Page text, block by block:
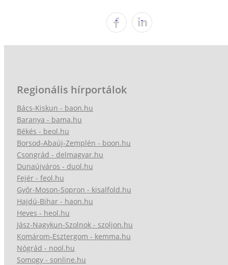
Regionális hírportálok
Bács-Kiskun - baon.hu
Baranya - bama.hu
Békés - beol.hu
Borsod-Abaúj-Zemplén - boon.hu
Csongrád - delmagyar.hu
Dunaújváros - duol.hu
Fejér - feol.hu
Győr-Moson-Sopron - kisalfold.hu
Hajdú-Bihar - haon.hu
Heves - heol.hu
Jász-Nagykun-Szolnok - szoljon.hu
Komárom-Esztergom - kemma.hu
Nógrád - nool.hu
Somogy - sonline.hu